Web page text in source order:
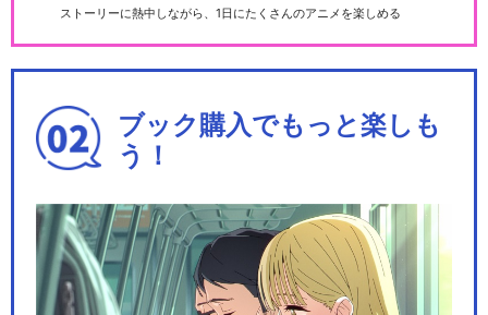
ストーリーに熱中しながら、1日にたくさんのアニメを楽しめる
ブック購入でもっと楽しも
う！